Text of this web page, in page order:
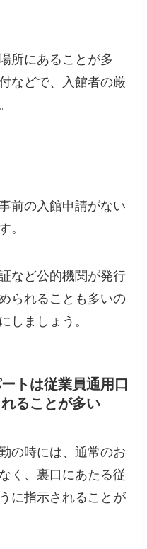
所にあることが多
などで、入館者の厳
前の入館申請がない
。
など公的機関が発行
られることも多いの
しましょう。
トは従業員通用口
ることが多い
の時には、通常のお
く、裏口にあたる従
に指示されることが